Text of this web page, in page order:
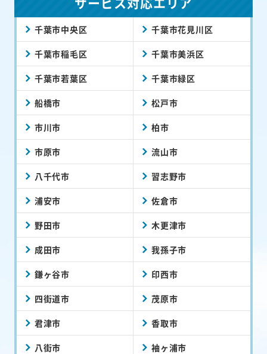
千葉市中央区 千葉市花見川区
千葉市稲毛区 千葉市美浜区
千葉市若葉区 千葉市緑区
船橋市 松戸市
市川市 柏市
市原市 流山市
八千代市 習志野市
浦安市 佐倉市
野田市 木更津市
成田市 我孫子市
鎌ヶ谷市 印西市
四街道市 茂原市
君津市 香取市
八街市 袖ヶ浦市